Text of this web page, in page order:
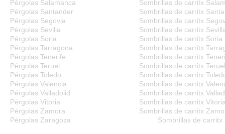
Pérgolas Salamanca
Sombrillas de carritx
Pérgolas Santander
Sombrillas de carritx
Pérgolas Segovia
Sombrillas de carritx
Pérgolas Sevilla
Sombrillas de carritx
Pérgolas Soria
Sombrillas de carritx Soria
Pérgolas Tarragona
Sombrillas de carritx
Pérgolas Tenerife
Sombrillas de carritx
Pérgolas Teruel
Sombrillas de carritx Teruel
Pérgolas Toledo
Sombrillas de carritx
Pérgolas Valencia
Sombrillas de carritx
Pérgolas Valladolid
Sombrillas de carritx
Pérgolas Vitoria
Sombrillas de carritx
Pérgolas Zamora
Sombrillas de carritx
Pérgolas Zaragoza
Sombrillas de carritx